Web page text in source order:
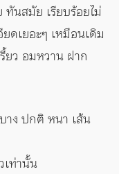
นสมัย เรียบร้อยไม่
ดเยอะๆ เหมือนเดิม
ยว อมหวาน ฝาก
ง ปกติ หนา เส้น
เท่านั้น